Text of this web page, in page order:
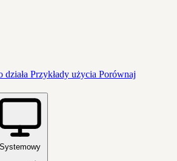
działa Przykłady użycia Porównaj
Systemowy